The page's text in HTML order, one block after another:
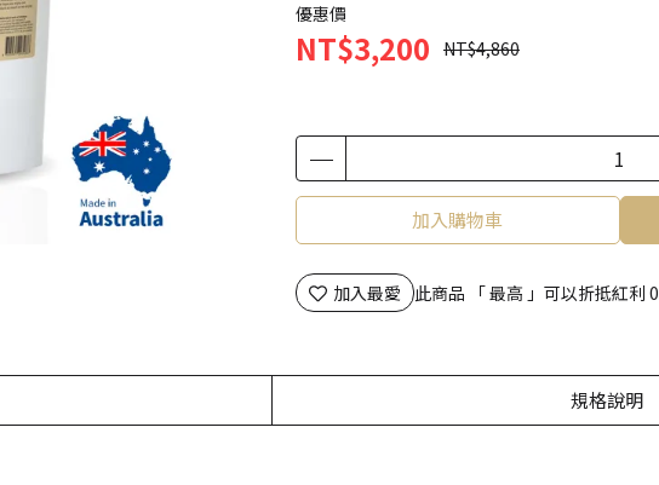
優惠價
NT$3,200 NT$4,860
加入購物車
加入最愛 此商品 「 最高 」可以折抵紅利 0
規格說明